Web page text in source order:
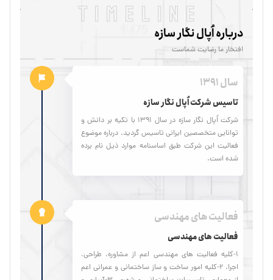
timeline
درباره اُپال نگار سازه
افتخار ما رضایت شماست
سال 1391
تاسیس شرکت اُپال نگار سازه
شرکت اُپال نگار سازه در سال ۱۳۹۱ با تکیه بر دانش و
توانایی متخصصین ایرانی تاسیس گردید. درباره موضوع
فعالیت این شرکت طبق اساسنامه موارد ذیل نام برده
شده است.
فعالیت های مهندسی
فعالیت های مهندسی
1-کلیه فعالیت های مهندسی اعم از مشاوره، طراحی،
اجرا. 2-کلیه امور ساخت و ساز ساختمانی و عمرانی اعم